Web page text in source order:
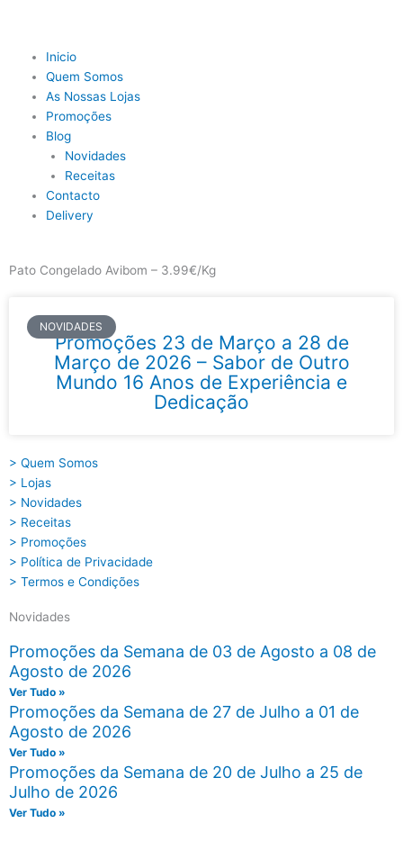
Main
Menu
Inicio
Quem Somos
As Nossas Lojas
Promoções
Blog
Novidades
Receitas
Contacto
Delivery
Pato Congelado Avibom – 3.99€/Kg
NOVIDADES
Promoções 23 de Março a 28 de
Março de 2026 – Sabor de Outro
Mundo 16 Anos de Experiência e
Dedicação
> Quem Somos
> Lojas
> Novidades
> Receitas
> Promoções
> Política de Privacidade
> Termos e Condições
Novidades
Promoções da Semana de 03 de Agosto a 08 de
Agosto de 2026
Ver Tudo »
Promoções da Semana de 27 de Julho a 01 de
Agosto de 2026
Ver Tudo »
Promoções da Semana de 20 de Julho a 25 de
Julho de 2026
Ver Tudo »